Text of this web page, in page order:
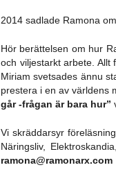
2014 sadlade Ramona
Hör berättelsen om hur
och viljestarkt arbete.
Miriam svetsades ännu
prestera i en av världens
går -frågan är bara hur”
Vi skräddarsyr
Näringsliv,
ramona@ramonarx.com